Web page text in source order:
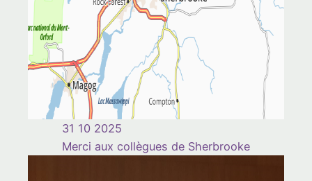
31 10 2025
Merci aux collègues de Sherbrooke